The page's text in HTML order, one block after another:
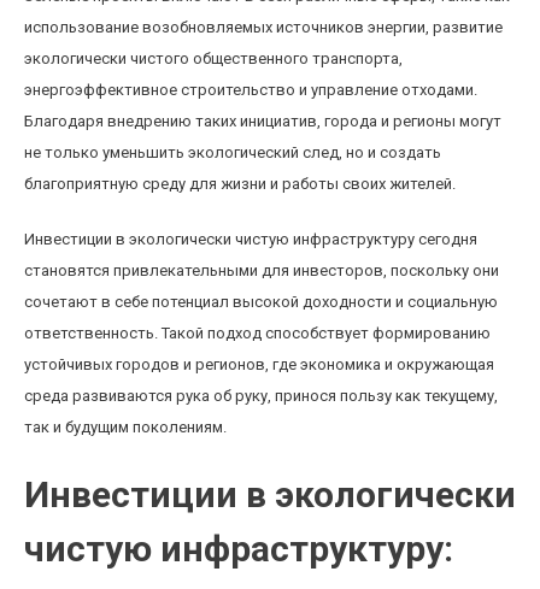
использование возобновляемых источников энергии, развитие
экологически чистого общественного транспорта,
энергоэффективное строительство и управление отходами.
Благодаря внедрению таких инициатив, города и регионы могут
не только уменьшить экологический след, но и создать
благоприятную среду для жизни и работы своих жителей.
Инвестиции в экологически чистую инфраструктуру сегодня
становятся привлекательными для инвесторов, поскольку они
сочетают в себе потенциал высокой доходности и социальную
ответственность. Такой подход способствует формированию
устойчивых городов и регионов, где экономика и окружающая
среда развиваются рука об руку, принося пользу как текущему,
так и будущим поколениям.
Инвестиции в экологически
чистую инфраструктуру: